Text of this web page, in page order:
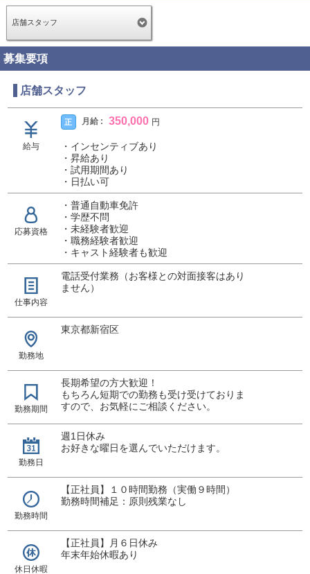
店舗スタッフ
募集要項
店舗スタッフ
給与
正 月給 : 350,000 円
・インセンティブあり
・昇給あり
・試用期間あり
・日払い可
応募資格
・普通自動車免許
・学歴不問
・未経験者歓迎
・職務経験者歓迎
・キャスト経験者も歓迎
仕事内容
電話受付業務（お客様との対面接客はあり
ません）
勤務地
東京都新宿区
勤務期間
長期希望の方大歓迎！
もちろん短期での勤務も受け受けておりま
すので、お気軽にご相談ください。
勤務日
週1日休み
お好きな曜日を選んでいただけます。
勤務時間
【正社員】１０時間勤務（実働９時間）
勤務時間補足：原則残業なし
休日休暇
【正社員】月６日休み
年末年始休暇あり